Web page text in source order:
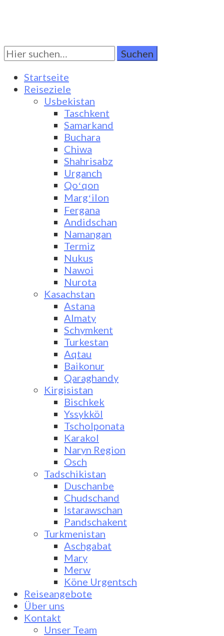
Turkestan Travel
Discover Central Asia
Suchen
Sie
nach:Startseite
Reiseziele
Usbekistan
Taschkent
Samarkand
Buchara
Chiwa
Shahrisabz
Urganch
Qoʻqon
Margʻilon
Fergana
Andidschan
Namangan
Termiz
Nukus
Nawoi
Nurota
Kasachstan
Astana
Almaty
Schymkent
Turkestan
Aqtau
Baikonur
Qaraghandy
Kirgisistan
Bischkek
Yssykköl
Tscholponata
Karakol
Naryn Region
Osch
Tadschikistan
Duschanbe
Chudschand
Istarawschan
Pandschakent
Turkmenistan
Aschgabat
Mary
Merw
Köne Urgentsch
Reiseangebote
Über uns
Kontakt
Unser Team